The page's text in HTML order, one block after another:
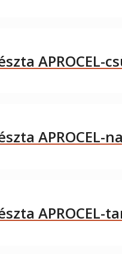
APROCEL-
APROCEL-
APROCEL-